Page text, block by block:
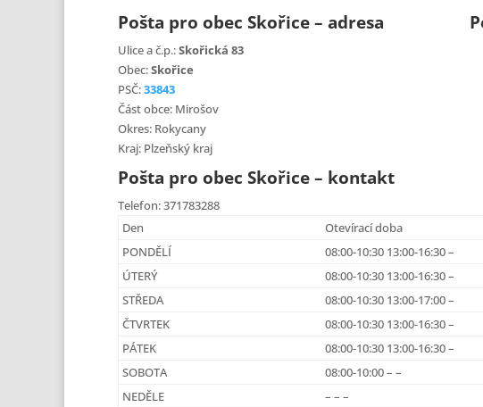
Pošta pro obec Skořice – adresa
Ulice a č.p.:Skořická 83
Obec:Skořice
PSČ:33843
Část obce: Mirošov
Okres: Rokycany
Kraj: Plzeňský kraj
Pošta pro obec Skořice – kontakt
Telefon: 371783288
Den
Otevírací doba
PONDĚLÍ
08:00-10:30 13:00-16:30 –
ÚTERÝ
08:00-10:30 13:00-16:30 –
STŘEDA
08:00-10:30 13:00-17:00 –
ČTVRTEK
08:00-10:30 13:00-16:30 –
PÁTEK
08:00-10:30 13:00-16:30 –
SOBOTA
08:00-10:00 – –
NEDĚLE
– – –